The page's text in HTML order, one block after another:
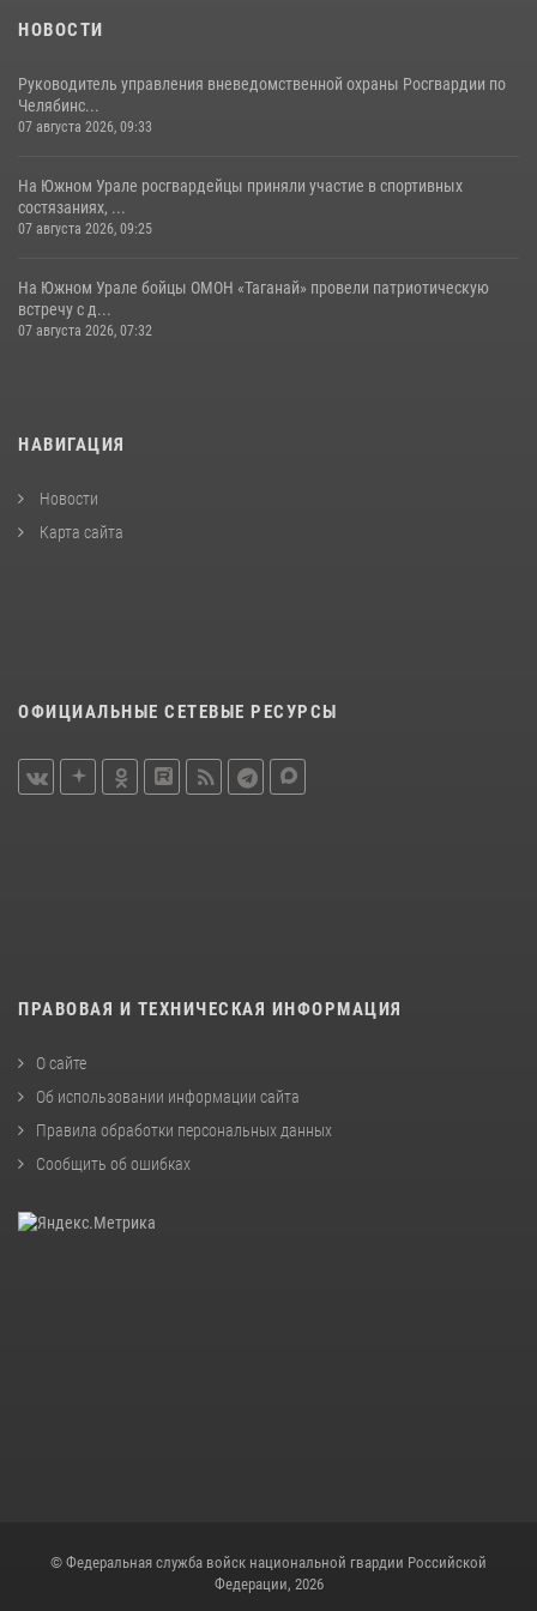
НОВОСТИ
Руководитель управления вневедомственной охраны Росгвардии по
Челябинс...
07 августа 2026, 09:33
На Южном Урале росгвардейцы приняли участие в спортивных
состязаниях, ...
07 августа 2026, 09:25
На Южном Урале бойцы ОМОН «Таганай» провели патриотическую
встречу с д...
07 августа 2026, 07:32
НАВИГАЦИЯ
Новости
Карта сайта
ОФИЦИАЛЬНЫЕ СЕТЕВЫЕ РЕСУРСЫ
ПРАВОВАЯ И ТЕХНИЧЕСКАЯ ИНФОРМАЦИЯ
О сайте
Об использовании информации сайта
Правила обработки персональных данных
Сообщить об ошибках
© Федеральная служба войск национальной гвардии Российской
Федерации, 2026